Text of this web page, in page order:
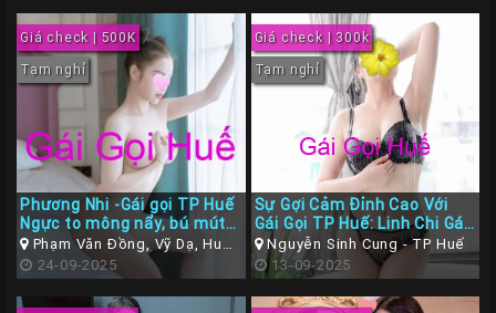
Giá check | 500K
Tạm nghỉ
Phương Nhi -Gái gọi TP Huế
Ngực to mông nẩy, bú mút
tẹt gaz
Phạm Văn Đồng, Vỹ Dạ, Huế,
Thừa Thiên Huế
24-09-2025
Giá check | 300k
Tạm nghỉ
Sự Gợi Cảm Đỉnh Cao Với
Gái Gọi TP Huế: Linh Chi Gái
Xinh Bom Sex, Gợi Cảm Làm
Tình Rất Dâm
Nguyễn Sinh Cung - TP Huế
13-09-2025